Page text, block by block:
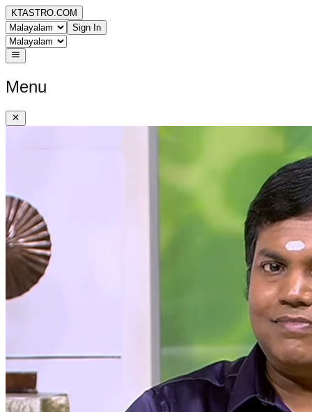
KTASTRO.COM
Sign In
Menu